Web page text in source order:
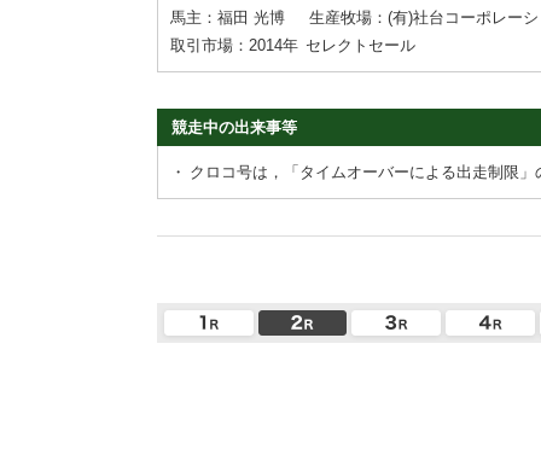
馬主：福田 光博
生産牧場：(有)社台コーポレー
取引市場：2014年 セレクトセール
競走中の出来事等
・ クロコ号は，「タイムオーバーによる出走制限